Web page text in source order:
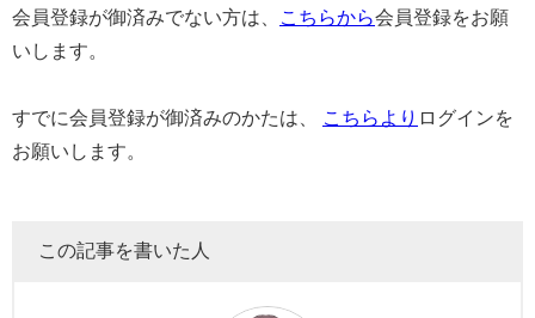
会員登録が御済みでない方は、
こちらから会員登録をお願
いします。
すでに会員登録が御済みのかたは、 こちらより ログインを
お願いします。
この記事を書いた人